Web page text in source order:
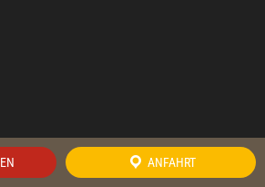
ANFAHRT